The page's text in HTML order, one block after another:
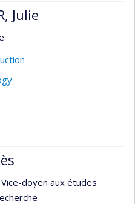
Julie
doyen aux études